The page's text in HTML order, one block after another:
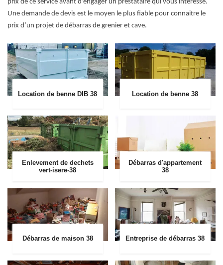
prix de ce service avant d’engager un prestataire qui vous intéresse.
Une demande de devis est le moyen le plus fiable pour connaitre le
prix d’un projet de débarras de grenier et cave.
Location de benne DIB 38 Location de benne 38
Enlevement de dechets
vert-isere-38
Débarras d'appartement
38
Débarras de maison 38 Entreprise de débarras 38